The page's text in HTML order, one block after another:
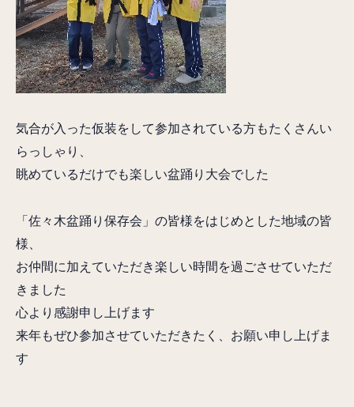
気合が入った仮装をして参加されている方もたくさんい
らっしゃり、
眺めているだけでも楽しい盆踊り大会でした
「佐々木盆踊り保存会」の皆様をはじめとした地域の皆
様、
お仲間に加えていただき楽しい時間を過ごさせていただ
きました
心より感謝申し上げます
来年もぜひ参加させていただきたく、お願い申し上げま
す